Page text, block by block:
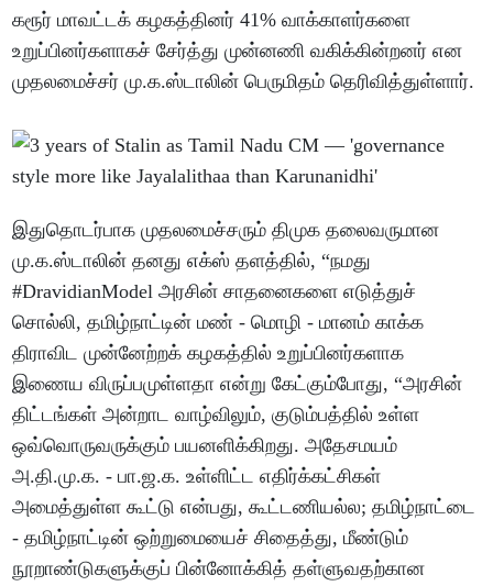
கரூர் மாவட்டக் கழகத்தினர் 41% வாக்காளர்களை
உறுப்பினர்களாகச் சேர்த்து முன்னணி வகிக்கின்றனர் என
முதலமைச்சர் மு.க.ஸ்டாலின் பெருமிதம் தெரிவித்துள்ளார்.
இதுதொடர்பாக முதலமைச்சரும் திமுக தலைவருமான
மு.க.ஸ்டாலின் தனது எக்ஸ் தளத்தில், “நமது
#DravidianModel அரசின் சாதனைகளை எடுத்துச்
சொல்லி, தமிழ்நாட்டின் மண் - மொழி - மானம் காக்க
திராவிட முன்னேற்றக் கழகத்தில் உறுப்பினர்களாக
இணைய விருப்பமுள்ளதா என்று கேட்கும்போது, “அரசின்
திட்டங்கள் அன்றாட வாழ்விலும், குடும்பத்தில் உள்ள
ஒவ்வொருவருக்கும் பயனளிக்கிறது. அதேசமயம்
அ.தி.மு.க. - பா.ஜ.க. உள்ளிட்ட எதிர்க்கட்சிகள்
அமைத்துள்ள கூட்டு என்பது, கூட்டணியல்ல; தமிழ்நாட்டை
- தமிழ்நாட்டின் ஒற்றுமையைச் சிதைத்து, மீண்டும்
நூறாண்டுகளுக்குப் பின்னோக்கித் தள்ளுவதற்கான